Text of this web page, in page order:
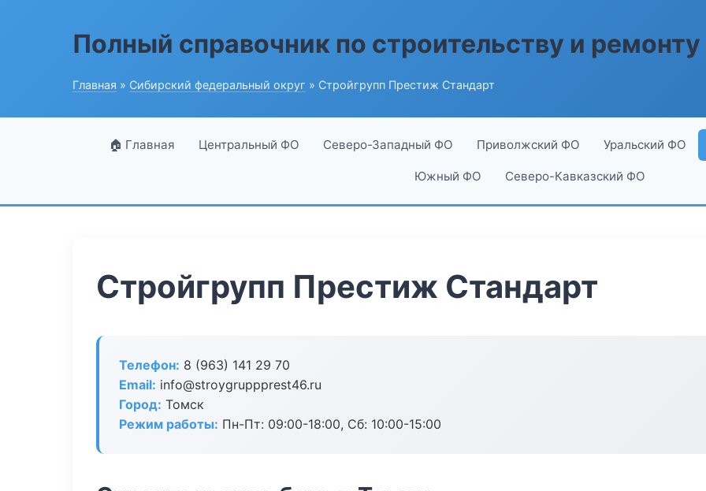
Полный справочник по строительству и ремонту
Главная » Сибирский федеральный округ » Стройгрупп Престиж Стандарт
🏠 Главная Центральный ФО Северо-Западный ФО Приволжский ФО Уральский ФО
Южный ФО Северо-Кавказский ФО
Стройгрупп Престиж Стандарт
Телефон: 8 (963) 141 29 70
Email: info@stroygruppprest46.ru
Город: Томск
Режим работы: Пн-Пт: 09:00-18:00, Сб: 10:00-15:00